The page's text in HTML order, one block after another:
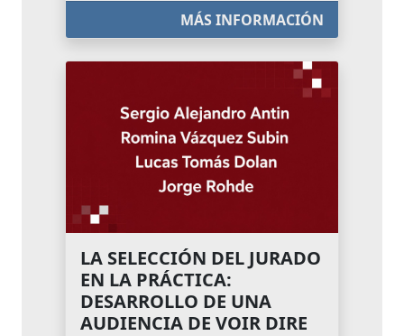
MÁS INFORMACIÓN
LA SELECCIÓN DEL JURADO
EN LA PRÁCTICA:
DESARROLLO DE UNA
AUDIENCIA DE VOIR DIRE